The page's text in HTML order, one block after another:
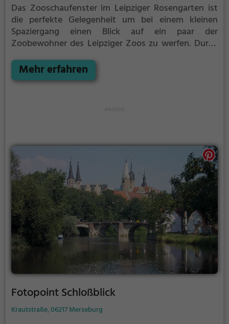
Das Zooschaufenster im Leipziger Rosengarten ist
die perfekte Gelegenheit um bei einem kleinen
Spaziergang einen Blick auf ein paar der
Zoobewohner des Leipziger Zoos zu werfen. Durch
den Zoo bezahlen zu müssen - Tiere beobachten.
Mehr erfahren
Fotopoint Schloßblick
Krautstraße, 06217 Merseburg